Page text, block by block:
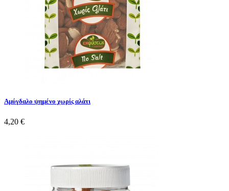
Αμύγδαλο ψημένο χωρίς αλάτι
4,20 €